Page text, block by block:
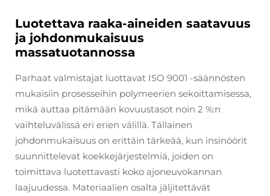
Luotettava raaka-aineiden saatavuus
ja johdonmukaisuus
massatuotannossa
Parhaat valmistajat luottavat ISO 9001 -säännösten
mukaisiin prosesseihin polymeerien sekoittamisessa,
mikä auttaa pitämään kovuustasot noin 2 %:n
vaihteluvälissä eri erien välillä. Tällainen
johdonmukaisuus on erittäin tärkeää, kun insinöörit
suunnittelevat koekkejärjestelmiä, joiden on
toimittava luotettavasti koko ajoneuvokannan
laajuudessa. Materiaalien osalta jäljitettävät